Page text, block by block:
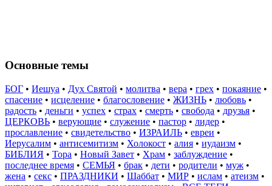
Основные темы
БОГ • Иешуа • Дух Святой • молитва • вера • грех • покаяние •
спасение • исцеление • благословение • ЖИЗНЬ • любовь •
радость • деньги • успех • страх • смерть • свобода • друзья •
ЦЕРКОВЬ • верующие • служение • пастор • лидер •
прославление • свидетельство • ИЗРАИЛЬ • евреи •
Иерусалим • антисемитизм • Холокост • алия • иудаизм •
БИБЛИЯ • Тора • Новый Завет • Храм • заблуждение •
последнее время • СЕМЬЯ • брак • дети • родители • муж •
жена • секс • ПРАЗДНИКИ • Шаббат • МИР • ислам • атеизм •